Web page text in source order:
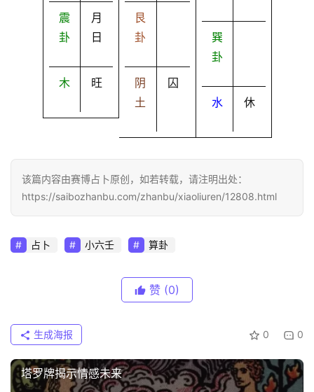
震
卦
月
日
木 旺
艮
卦
阴
土
囚
巽
卦
水 休
该篇内容由赛博占卜原创，如若转载，请注明出处：
https://saibozhanbu.com/zhanbu/xiaoliuren/12808.html
占卜 小六壬 算卦
赞 (0)
0 0
生成海报
塔罗牌揭示情感未来